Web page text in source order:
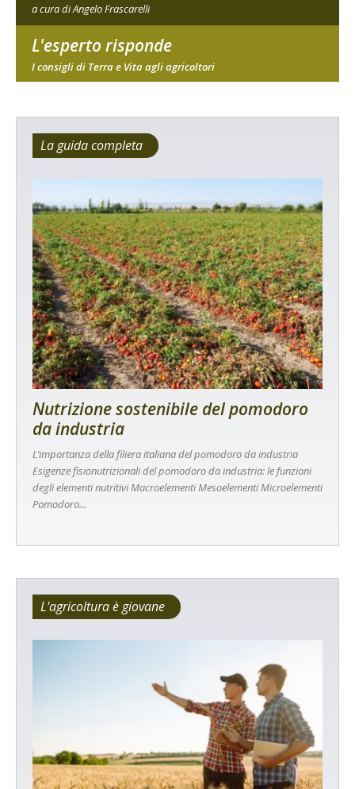
a cura di Angelo Frascarelli
L'esperto risponde
I consigli di Terra e Vita agli agricoltori
La guida completa
Nutrizione sostenibile del pomodoro
da industria
L’importanza della filiera italiana del pomodoro da industria
Esigenze fisionutrizionali del pomodoro da industria: le funzioni
degli elementi nutritivi Macroelementi Mesoelementi Microelementi
Pomodoro...
L'agricoltura è giovane